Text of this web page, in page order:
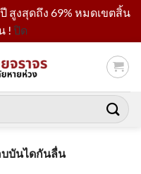
สูงสุดถึง 69% หมดเขตสิ้น
! ปิด
บันไดกันลื่น